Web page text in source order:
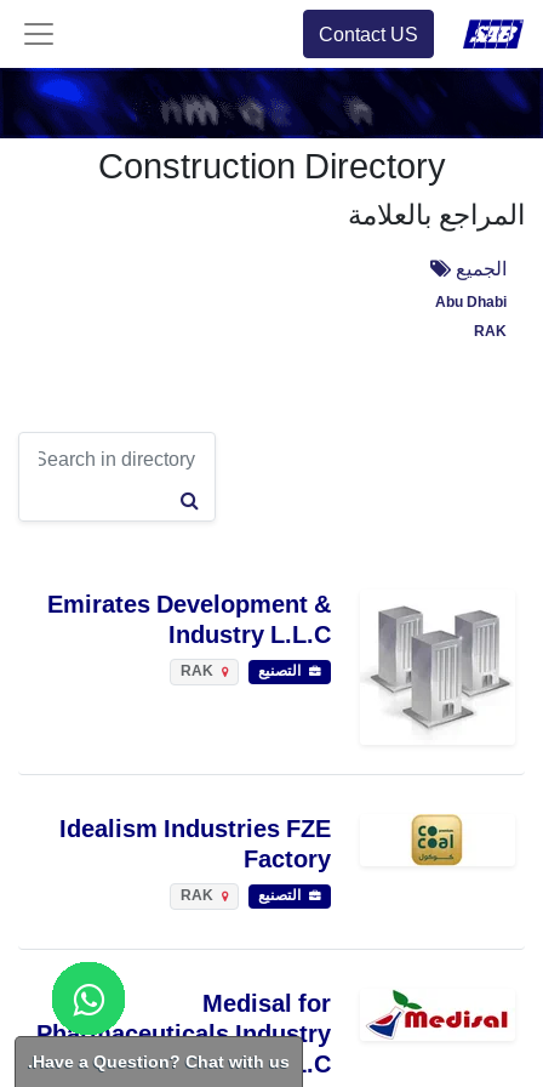
Contact US
Construction Directory
المراجع بالعلامة
الجميع
Abu Dhabi
RAK
Emirates Development &
Industry L.L.C
التصنيع
Idealism Industries FZE
Factory
التصنيع
Medisal for
Pharmaceuticals Industry
L.L.C
Have a Question? Chat with us.